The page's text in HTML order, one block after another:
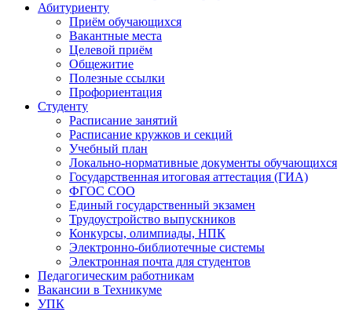
Абитуриенту
Приём обучающихся
Вакантные места
Целевой приём
Общежитие
Полезные ссылки
Профориентация
Студенту
Расписание занятий
Расписание кружков и секций
Учебный план
Локально-нормативные документы обучающихся
Государственная итоговая аттестация (ГИА)
ФГОС СОО
Единый государственный экзамен
Трудоустройство выпускников
Конкурсы, олимпиады, НПК
Электронно-библиотечные системы
Электронная почта для студентов
Педагогическим работникам
Вакансии в Техникуме
УПК